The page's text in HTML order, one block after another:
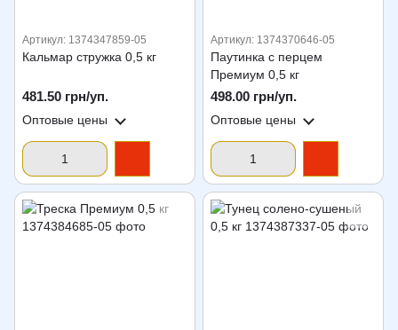
Артикул: 1374347859-05
Кальмар стружка 0,5 кг
481.50 грн/уп.
Оптовые цены
Артикул: 1374370646-05
Паутинка с перцем
Премиум 0,5 кг
498.00 грн/уп.
Оптовые цены